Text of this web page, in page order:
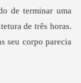
de terminar uma